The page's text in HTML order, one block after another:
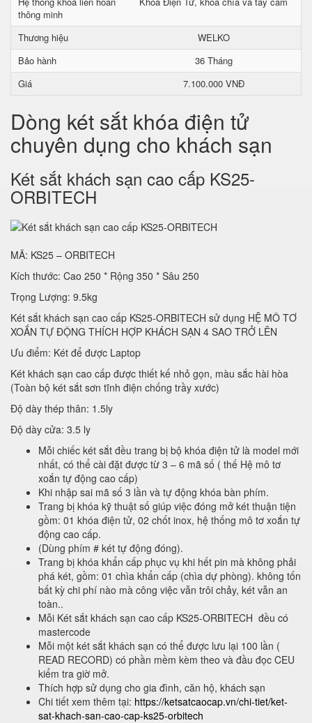
thông minh
Thương hiệu
WELKO
Bảo hành
36 Tháng
Giá
7.100.000 VNĐ
Dòng két sắt khóa điện tử
chuyên dụng cho khách sạn
Két sắt khách sạn cao cấp KS25-
ORBITECH
MÃ: KS25 – ORBITECH
Kích thước: Cao 250 * Rộng 350 * Sâu 250
Trọng Lượng: 9.5kg
Két sắt khách sạn cao cấp KS25-ORBITECH sử dụng HỆ MÔ TƠ
XOẮN TỰ ĐỘNG THÍCH HỢP KHÁCH SẠN 4 SAO TRỞ LÊN
Ưu điểm: Két để được Laptop
Két khách sạn cao cấp được thiết kế nhỏ gọn, màu sắc hài hòa
(Toàn bộ két sắt sơn tĩnh điện chống trầy xước)
Độ dày thép thân: 1.5ly
Độ dày cửa: 3.5 ly
Mỗi chiếc két sắt đều trang bị bộ khóa điện tử là model mới
nhất, có thể cài đặt được từ 3 – 6 mã số ( thế Hệ mô tơ
xoắn tự động cao cấp)
Khi nhập sai mã số 3 lần và tự động khóa bàn phím.
Trang bị khóa kỹ thuật số giúp việc đóng mở két thuận tiện
gồm: 01 khóa điện tử, 02 chốt inox, hệ thống mô tơ xoắn tự
động cao cấp.
(Dùng phím # két tự động đóng).
Trang bị khóa khẩn cấp phục vụ khi hết pin mà không phải
phá két, gồm: 01 chìa khẩn cấp (chìa dự phòng). không tốn
bất kỳ chi phí nào mà công việc vẫn trôi chảy, két vẫn an
toàn..
Mỗi Két sắt khách sạn cao cấp KS25-ORBITECH đều có
mastercode
Mỗi một két sắt khách sạn có thể được lưu lại 100 lần (
READ RECORD) có phần mềm kèm theo và đầu đọc CEU
kiểm tra giờ mở.
Thích hợp sử dụng cho gia đình, căn hộ, khách sạn
Chi tiết xem thêm tại: https://ketsatcaocap.vn/chi-tiet/ket-
sat-khach-san-cao-cap-ks25-orbitech